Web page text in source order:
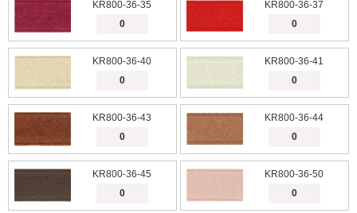
KR800-36-35 KR800-36-37
KR800-36-40 KR800-36-41
KR800-36-43 KR800-36-44
KR800-36-45 KR800-36-50